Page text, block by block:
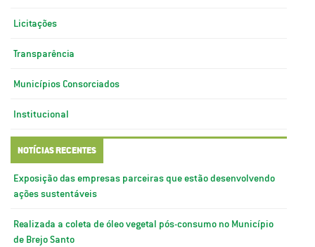
Licitações
Transparência
Municípios Consorciados
Institucional
NOTÍCIAS RECENTES
Exposição das empresas parceiras que estão desenvolvendo
ações sustentáveis
Realizada a coleta de óleo vegetal pós-consumo no Município
de Brejo Santo